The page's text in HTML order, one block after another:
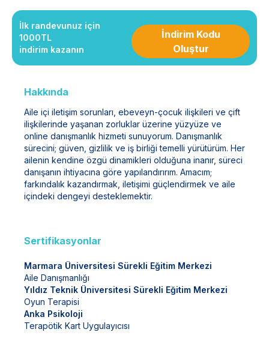
İlk randevunuz için
1000TL
indirim kazanın
İndirim Kodu
Oluştur
Hakkında
Aile içi iletişim sorunları, ebeveyn-çocuk ilişkileri ve çift
ilişkilerinde yaşanan zorluklar üzerine yüzyüze ve
online danışmanlık hizmeti sunuyorum. Danışmanlık
sürecini; güven, gizlilik ve iş birliği temelli yürütürüm. Her
ailenin kendine özgü dinamikleri olduğuna inanır, süreci
danışanın ihtiyacına göre yapılandırırım. Amacım;
farkındalık kazandırmak, iletişimi güçlendirmek ve aile
içindeki dengeyi desteklemektir.
Sertifikasyonlar
Marmara Üniversitesi Sürekli Eğitim Merkezi
Aile Danışmanlığı
Yıldız Teknik Üniversitesi Sürekli Eğitim Merkezi
Oyun Terapisi
Anka Psikoloji
Terapötik Kart Uygulayıcısı